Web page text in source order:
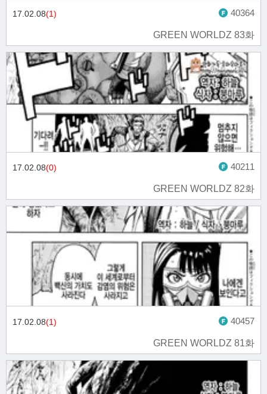
GREEN WORLDZ 83화
17.02.08(1) 40364
GREEN WORLDZ 82화
17.02.08(0) 40211
GREEN WORLDZ 81화
17.02.08(1) 40457